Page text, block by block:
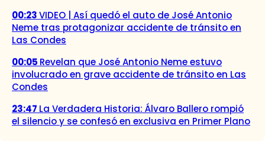
00:23VIDEO | Así quedó el auto de José Antonio
Neme tras protagonizar accidente de tránsito en
Las Condes
00:05 Revelan que José Antonio Neme estuvo
involucrado en grave accidente de tránsito en Las
Condes
23:47 La Verdadera Historia: Álvaro Ballero rompió
el silencio y se confesó en exclusiva en Primer Plano